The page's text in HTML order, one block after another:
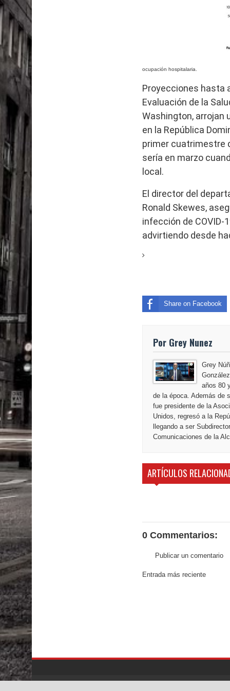
El PRM tendrá desde el próximo domingo una
ocupación hospitalaria.
Proyecciones hasta
Evaluación de la
Washington, arrojan
en la República
primer cuatrimestre
sería en marzo
local.
El director del
Ronald Skewes,
infección de COVID-
advirtiendo desde
Share on Facebook
Por Grey Nunez
Grey
años 80
de la época. Además de
fue presidente de la
Unidos, regresó a la
llegando a ser
Comunicaciones de la
ARTÍCULOS
0 Commentarios:
Publicar un comentario
Entrada más reciente